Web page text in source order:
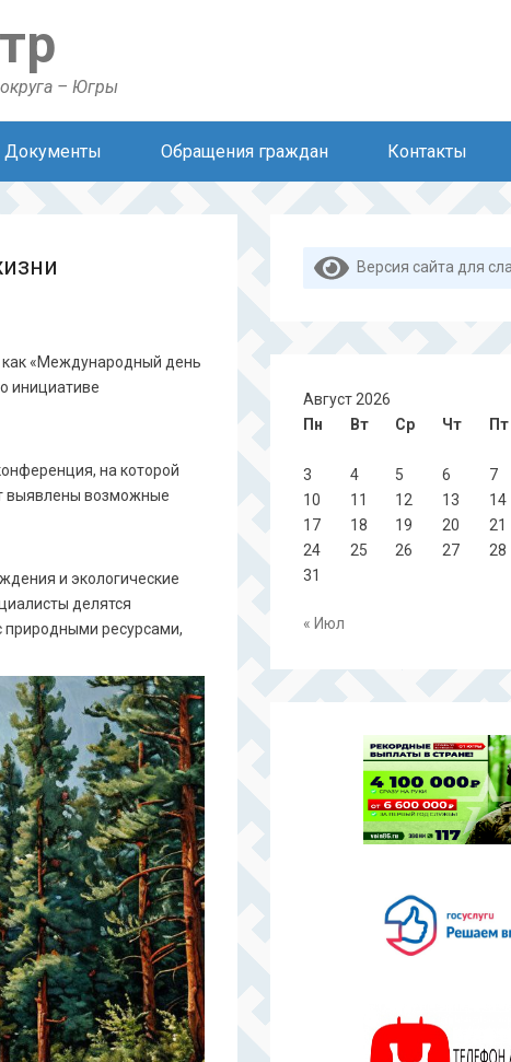
– Югры
Документы Обращения граждан Контакты
как «Международный день
инициативе
на которой
выявлены возможные
и экологические
делятся
природными ресурсами,
Версия сайта для
Август 2026
Пн
Вт Ср Чт Пт
3
4 5 6 7
10
11 12 13 14
17
18 19 20 21
24
25 26 27 28
31
« Июл